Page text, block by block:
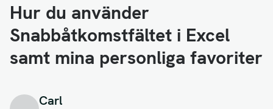
Hur du använder
Snabbåtkomstfältet i Excel
samt mina personliga favoriter
Carl